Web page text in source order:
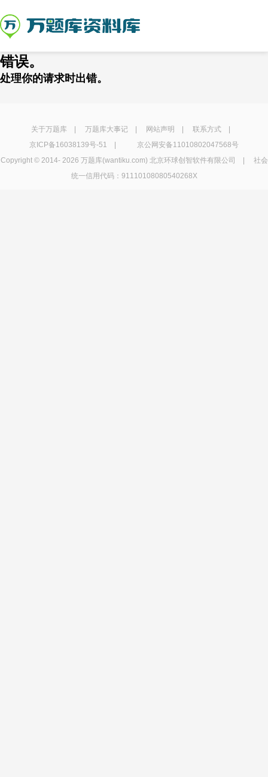
错误。
处理你的请求时出错。
关于万题库| 万题库大事记| 网站声明 联系方式|
京ICP备16038139号-51
京公网安备11010802047568号
Copyright © 2014- 2026 万题库(wantiku.com) 北京环球创智软件有限公司 | 社会
统一信用代码：91110108080540268X